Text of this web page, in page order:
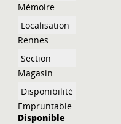
Mémoire
Rennes
Magasin
Empruntable
Disponible